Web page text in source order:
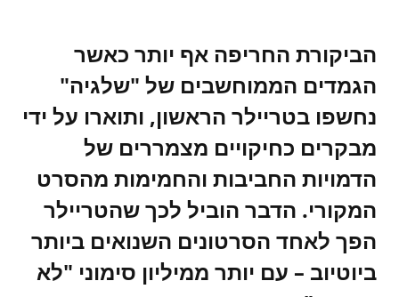
הביקורת החריפה אף יותר כאשר
הגמדים הממוחשבים של "שלגיה"
נחשפו בטריילר הראשון, ותוארו על ידי
מבקרים כחיקויים מצמררים של
הדמויות החביבות והחמימות מהסרט
המקורי. הדבר הוביל לכך שהטריילר
הפך לאחד הסרטונים השנואים ביותר
ביוטיוב – עם יותר ממיליון סימוני "לא